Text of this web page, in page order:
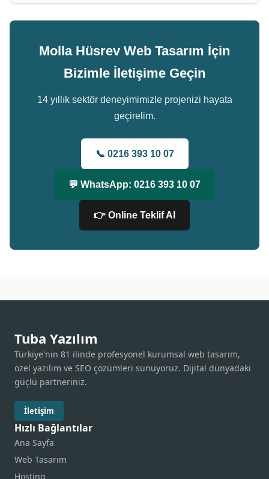
Molla Hüsrev Web Tasarım İçin
Bizimle İletişime Geçin
14 yıllık sektör deneyimimizle projenizi hayata
geçirelim.
📞 0216 393 10 07
💬 WhatsApp: 0216 393 10 07
👉 Online Teklif Al
Tuba Yazılım
Türkiye'nin 81 ilinde profesyonel kurumsal web tasarım,
özel yazılım ve SEO çözümleri sunuyoruz. Dijital dünyadaki
güçlü partneriniz.
İletişim
Hızlı Bağlantılar
Ana Sayfa
Web Tasarım
Hosting